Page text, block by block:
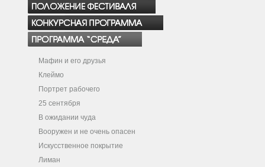
Мафин и его друзья
Клеймо
Портрет рабочего
25 сентября
В ожидании чуда
Вооружен и не очень опасен
Искусственное покрытие
Лиман